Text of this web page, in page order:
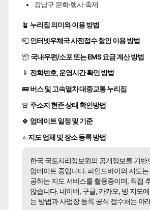
강남구 문화·행사·축제
🪴 누리집 의미와 이용 방법
📮 인터넷우체국 사전접수 할인 이용 방법
📦 국내우편/소포 또는 EMS 요금 계산 방법
📱 전화번호, 운영시간 확인 방법
🚌버스 및 고속열차 대중교통 누리집
🚨 주소지 현존 상태 확인방법
🍀 업데이트 일정 및 기준
⭐ 지도 업체 및 장소 등록 방법
한국 국토지리정보원의 공개정보를 기반
업데이트 중입니다. 파인드바이의 지도
공하는 지도 서비스를 활용중이며, 직접
않습니다. 네이버, 구글, 카카오, 빙 지도
는 방법과 사업장 등록 공식 접수처는 아